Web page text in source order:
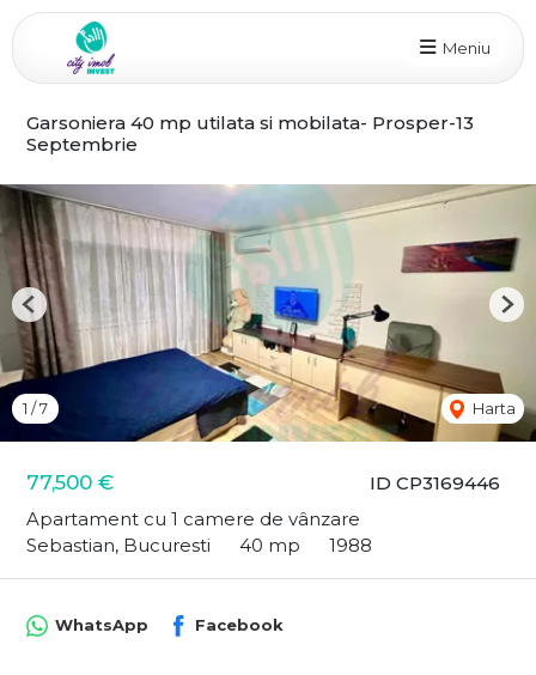
Meniu
Garsoniera 40 mp utilata si mobilata- Prosper-13
Septembrie
ID CP3169446
77,500 €
Apartament cu 1 camere de vânzare
Sebastian, Bucuresti
40 mp 1988
1 /7 Harta
Previous
WhatsApp Facebook